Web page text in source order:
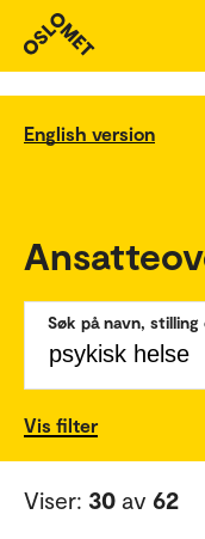
English version
Søk på navn,
Vis filter
Viser: 30 av 62